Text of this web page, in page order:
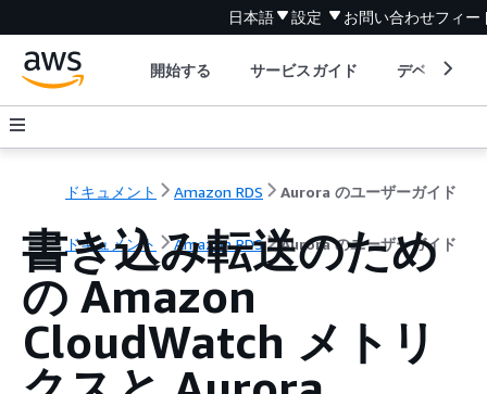
日本語 設定 お問い合わせフィー
開始する サービスガイド デベロッパ
ドキュメント Amazon RDS Aurora のユーザーガイド
ドキュメント Amazon RDS Aurora のユーザーガイド
書き込み転送のため
の Amazon
CloudWatch メトリ